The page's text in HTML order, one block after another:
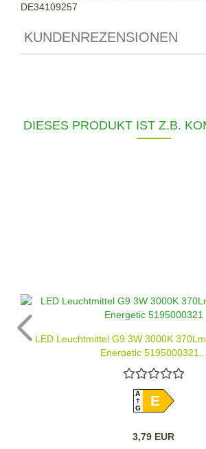
DE34109257
KUNDENREZENSIONEN
DIESES PRODUKT IST Z.B.
LED Leuchtmittel G9 3W 3000K
Energetic 5195000321...
A
GE
3,79 EUR